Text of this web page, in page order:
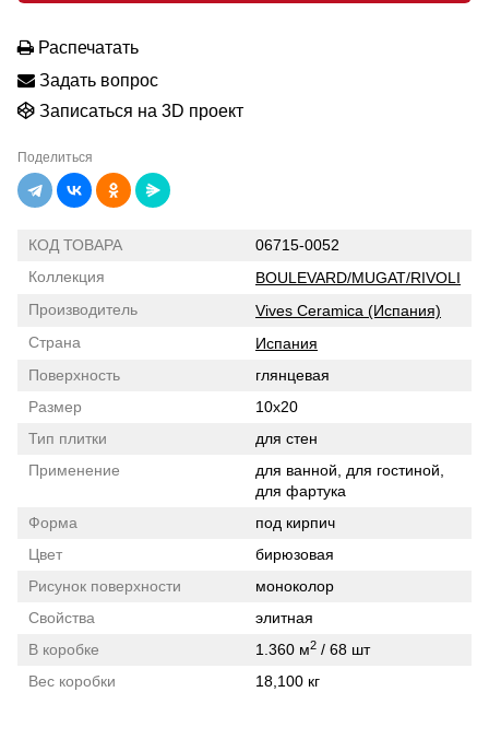
Распечатать
Задать вопрос
Записаться на 3D проект
Поделиться
КОД ТОВАРА
06715-0052
Коллекция
BOULEVARD/MUGAT/RIVOLI
Производитель
Vives Ceramica (Испания)
Страна
Испания
Поверхность
глянцевая
Размер
10x20
Тип плитки
для стен
Применение
для ванной, для гостиной,
для фартука
Форма
под кирпич
Цвет
бирюзовая
Рисунок поверхности
моноколор
Свойства
элитная
В коробке
1.360 м2 / 68 шт
Вес коробки
18,100 кг